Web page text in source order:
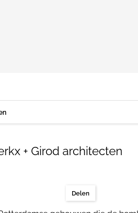
+ Girod architecten
Delen